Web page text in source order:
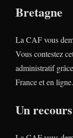
Bretagne
La CAF vous
Vous contestez
administratif
France et en ligne.
Un